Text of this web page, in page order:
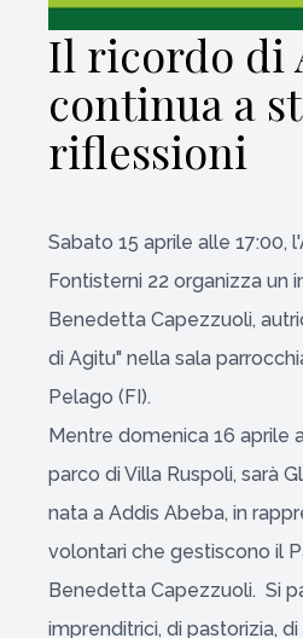
Il ricordo di
continua a
riflessioni
Sabato 15 aprile alle 17:00,
Fontisterni 22 organizza un
Benedetta Capezzuoli,
di Agitu" nella sala
Pelago (FI).
Mentre domenica 16 aprile
parco di Villa Ruspoli, sarà
nata a Addis Abeba, in
volontari che gestiscono il
Benedetta Capezzuoli. Si
imprenditrici, di pastorizia,